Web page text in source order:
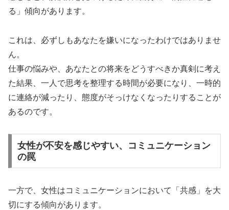
る」傾向があります。
これは、必ずしもあなたを嫌いになったわけではありませ
ん。
仕事の悩みや、あなたとの将来をどうすべきか真剣に考え
た結果、一人で思考を整理する時間が必要になり、一時的
に連絡が減ったり、態度がそっけなくなったりすることが
あるのです。
女性が不安を感じやすい、コミュニケーション
の罠
一方で、女性はコミュニケーションにおいて「共感」を大
切にする傾向があります。